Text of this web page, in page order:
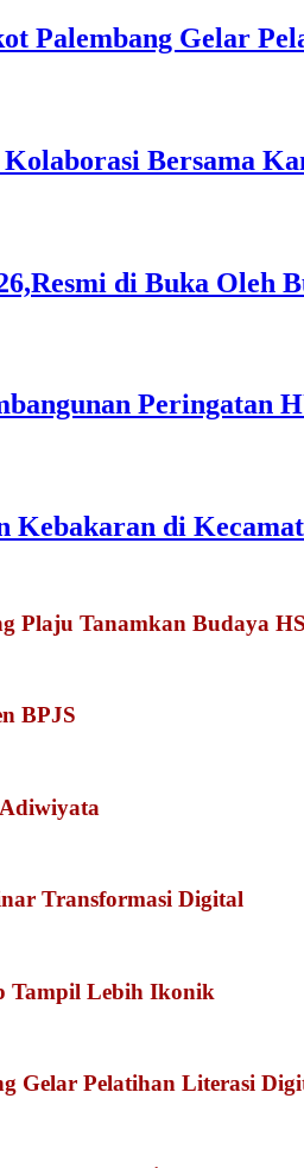
Palembang Gelar
Bersama
di Buka Oleh
Peringatan
Kebakaran di
Plaju Tanamkan Budaya
BPJS
Transformasi Digital
Tampil Lebih Ikonik
Gelar Pelatihan Literasi